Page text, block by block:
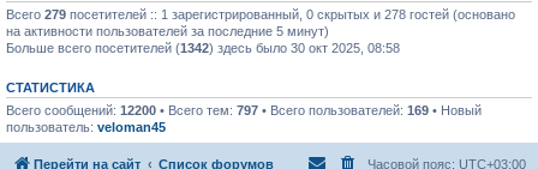
Всего 279 посетителей :: 1 зарегистрированный, 0 скрытых и 278 гостей (основано
на активности пользователей за последние 5 минут)
Больше всего посетителей (1342) здесь было 30 окт 2025, 08:58
СТАТИСТИКА
Всего сообщений: 12200 • Всего тем: 797 • Всего пользователей: 169 • Новый
пользователь: veloman45
Перейти на сайт Список форумов Часовой пояс: UTC+03:00